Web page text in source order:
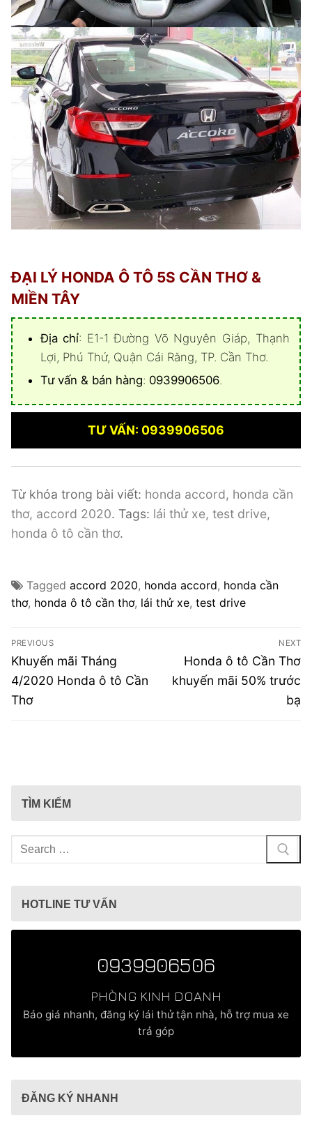
ĐẠI LÝ HONDA Ô TÔ 5S CẦN THƠ &
MIỀN TÂY
Địa chỉ: E1-1 Đường Võ Nguyên Giáp, Thạnh
Lợi, Phú Thứ, Quận Cái Răng, TP. Cần Thơ.
Tư vấn & bán hàng: 0939906506.
TƯ VẤN: 0939906506
Từ khóa trong bài viết: honda accord, honda cần
thơ, accord 2020. Tags: lái thử xe, test drive,
honda ô tô cần thơ.
Tagged accord 2020, honda accord, honda cần
thơ, honda ô tô cần thơ, lái thử xe, test drive
Điều
hướng
bài
viết
PREVIOUS
Previous
post:
Khuyến mãi Tháng
4/2020 Honda ô tô Cần
Thơ
NEXT
Next
post:
Honda ô tô Cần Thơ
khuyến mãi 50% trước
bạ
TÌM KIẾM
Tìm
kiếm
HOTLINE TƯ VẤN
0939906506
PHÒNG KINH DOANH
Báo giá nhanh, đăng ký lái thử tận nhà, hỗ trợ mua xe
trả góp
ĐĂNG KÝ NHANH